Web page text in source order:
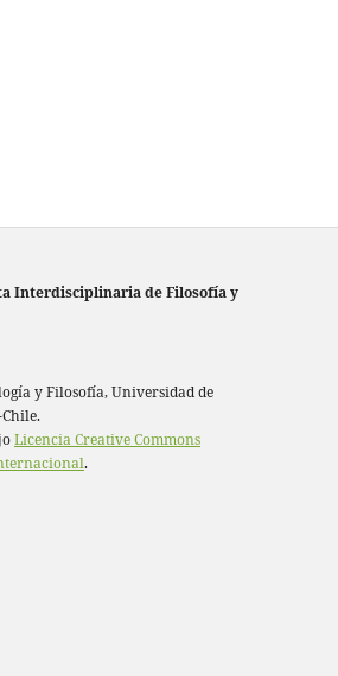
Interdisciplinaria de Filosofía y
y Filosofía, Universidad de
Licencia Creative Commons
.